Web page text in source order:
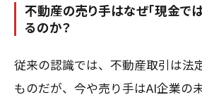
不動産の売り手はなぜ「現金で
るのか？
従来の認識では、不動産取引は法
ものだが、今や売り手はAI企業の